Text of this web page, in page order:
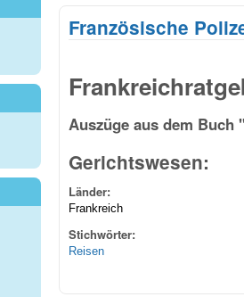
Französische
Auszüge aus dem
Gerichtswesen:
Länder:
Frankreich
Stichwörter:
Reisen